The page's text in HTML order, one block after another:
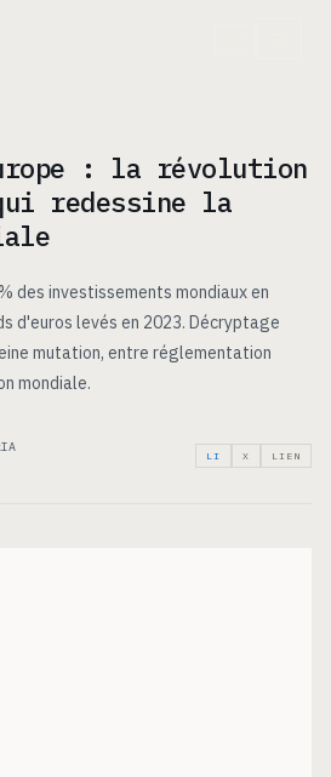
: la révolution
redessine la
des investissements mondiaux en
d'euros levés en 2023. Décryptage
mutation, entre réglementation
mondiale.
LI X LIEN